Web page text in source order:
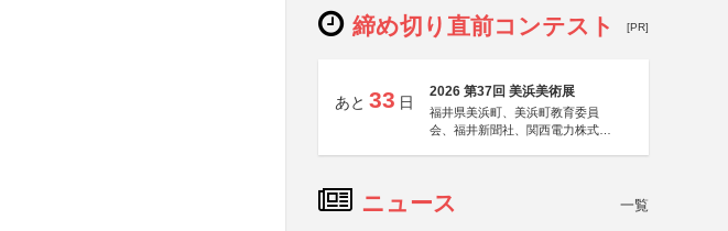
締め切り直前コンテスト [PR]
あと 33 日
2026 第37回 美浜美術展
福井県美浜町、美浜町教育委員
会、福井新聞社、関西電力株式会
ニュース 一覧